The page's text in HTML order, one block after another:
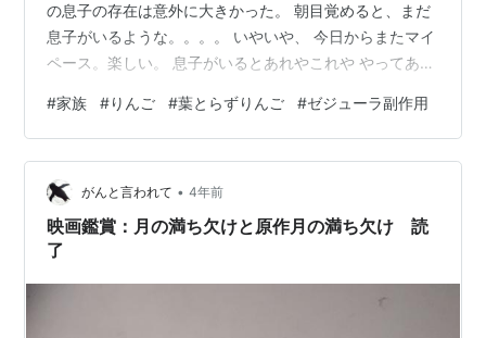
の息子の存在は意外に大きかった。 朝目覚めると、まだ
息子がいるような。。。。 いやいや、 今日からまたマイ
ペース。楽しい。 息子がいるとあれやこれや やってあげ
事も。 でも でも息子も大人で、とっくに大人で 気にか
けてもらう方にもなっていた。 再認識。 気楽な一人暮ら
しも楽しい。 たまに息子が帰ってくるのも楽しい。 そ
う、たまに。 兄からリンゴがもらいました。 これがとっ
ても美味しい！ 『葉とらずりんご』と言うらしい蜜たっ
ぷり。。美味しい…
#家族 #りんご #葉とらずりんご #ゼジューラ副作用
がんと言われて • 4年前
映画鑑賞：月の満ち欠けと原作月の満ち欠け 読
了